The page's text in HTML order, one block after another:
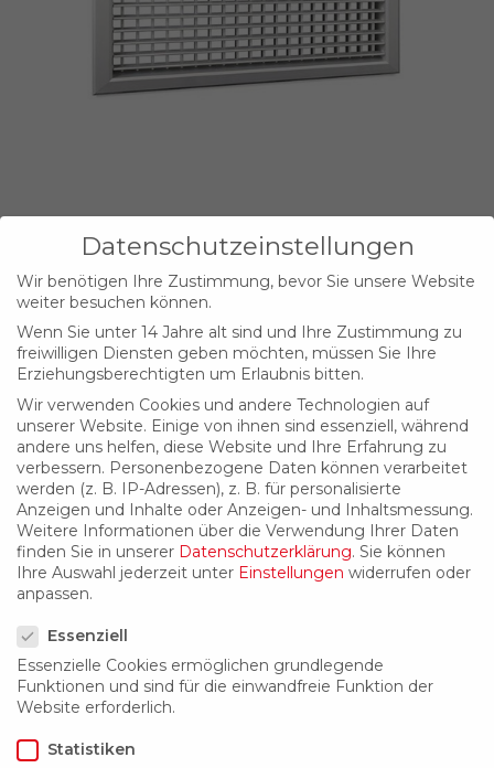
Datenschutzeinstellungen
Wir benötigen Ihre Zustimmung, bevor Sie unsere Website
weiter besuchen können.
Wenn Sie unter 14 Jahre alt sind und Ihre Zustimmung zu
freiwilligen Diensten geben möchten, müssen Sie Ihre
Erziehungsberechtigten um Erlaubnis bitten.
Wir verwenden Cookies und andere Technologien auf
unserer Website. Einige von ihnen sind essenziell, während
andere uns helfen, diese Website und Ihre Erfahrung zu
verbessern. Personenbezogene Daten können verarbeitet
werden (z. B. IP-Adressen), z. B. für personalisierte
Anzeigen und Inhalte oder Anzeigen- und Inhaltsmessung.
Weitere Informationen über die Verwendung Ihrer Daten
finden Sie in unserer Datenschutzerklärung. Sie können
Ihre Auswahl jederzeit unter Einstellungen widerrufen oder
anpassen.
Essenziell
Essenzielle Cookies ermöglichen grundlegende
Funktionen und sind für die einwandfreie Funktion der
Website erforderlich.
Statistiken